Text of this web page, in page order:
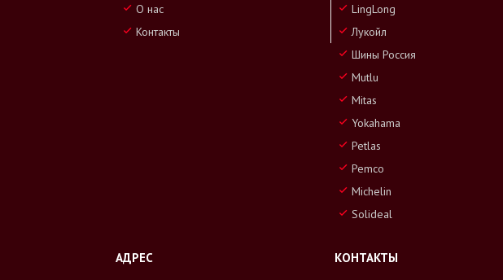
О нас
Контакты
LingLong
Лукойл
Шины Россия
Mutlu
Mitas
Yokahama
Petlas
Pemco
Michelin
Solideal